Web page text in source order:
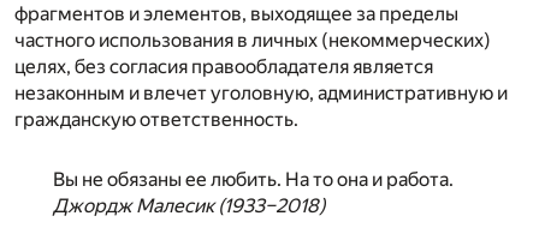
фрагментов и элементов, выходящее за пределы
частного использования в личных (некоммерческих)
целях, без согласия правообладателя является
незаконным и влечет уголовную, административную и
гражданскую ответственность.
Вы не обязаны ее любить. На то она и работа.
Джордж Малесик (1933–2018)